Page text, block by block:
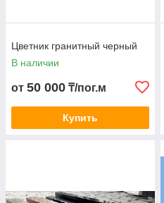
Цветник гранитный черный
В наличии
от 50 000 ₸/пог.м
Купить